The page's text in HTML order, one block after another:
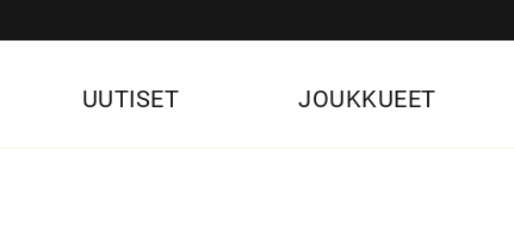
UUTISET JOUKKUEET